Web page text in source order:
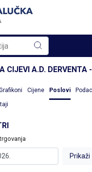
CIJEVI A.D. DERVENTA
Cijene Poslovi